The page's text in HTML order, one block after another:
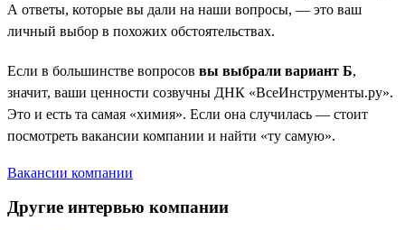
А ответы, которые вы дали на наши вопросы, — это ваш
личный выбор в похожих обстоятельствах.
Если в большинстве вопросов вы выбрали вариант Б,
значит, ваши ценности созвучны ДНК «ВсеИнструменты.ру».
Это и есть та самая «химия». Если она случилась — стоит
посмотреть вакансии компании и найти «ту самую».
Вакансии компании
Другие интервью компании